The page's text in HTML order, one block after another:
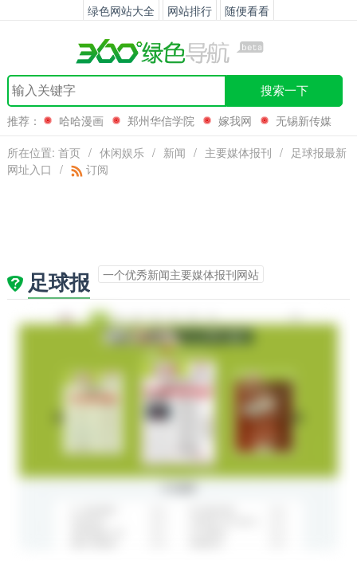
绿色网站大全 网站排行 随便看看
搜索一下
推荐： 哈哈漫画 郑州华信学院 嫁我网
无锡新传媒
所在位置: 首页 / 休闲娱乐 / 新闻 / 主要媒体报刊 / 足球报最新
网址入口 / 订阅
足球报 一个优秀新闻主要媒体报刊网站